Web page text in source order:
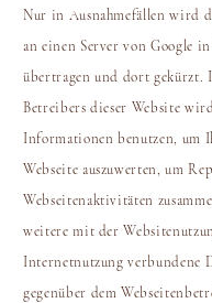
Nur in Ausnahmefällen wird
an einen Server von Google
übertragen und dort gekürzt.
Betreibers dieser Website
Informationen benutzen, um
Webseite auszuwerten, um
Webseitenaktivitäten
weitere mit der
Internetnutzung verbundene
gegenüber dem